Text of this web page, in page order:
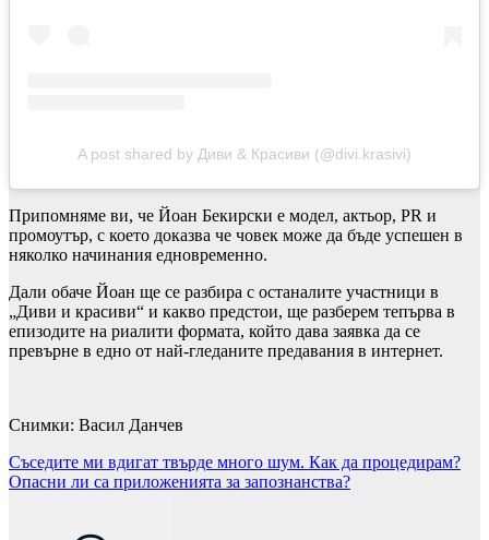
A post shared by Диви & Красиви (@divi.krasivi)
Припомняме ви, че Йоан Бекирски е модел, актьор, PR и
промоутър, с което доказва че човек може да бъде успешен в
няколко начинания едновременно.
Дали обаче Йоан ще се разбира с останалите участници в
„Диви и красиви“ и какво предстои, ще разберем тепърва в
епизодите на риалити формата, който дава заявка да се
превърне в едно от най-гледаните предавания в интернет.
Снимки: Васил Данчев
Навигация
Съседите ми вдигат твърде много шум. Как да процедирам?
Опасни ли са приложенията за запознанства?